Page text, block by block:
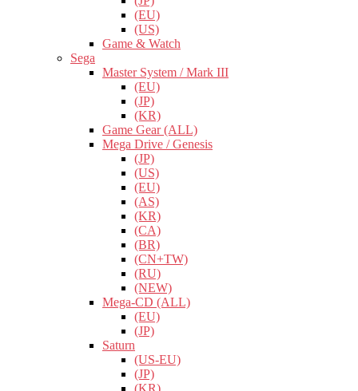
(EU)
(US)
Game & Watch
Sega
Master System / Mark III
(EU)
(JP)
(KR)
Game Gear (ALL)
Mega Drive / Genesis
(JP)
(US)
(EU)
(AS)
(KR)
(CA)
(BR)
(CN+TW)
(RU)
(NEW)
Mega-CD (ALL)
(EU)
(JP)
Saturn
(US-EU)
(JP)